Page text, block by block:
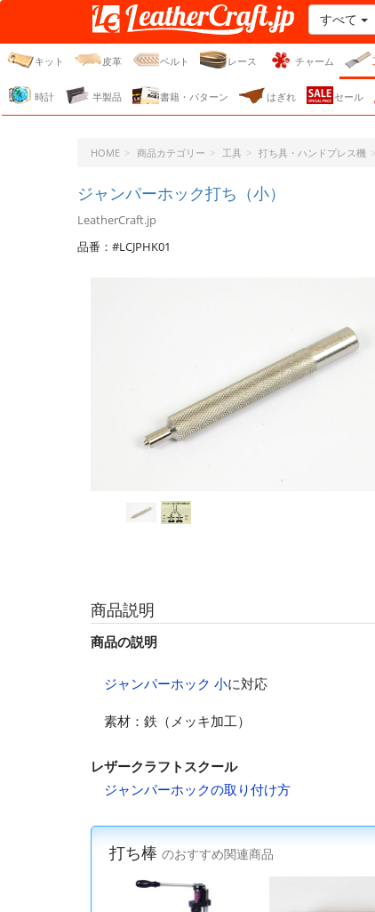
レザークラフト・ドット・
ジェーピー
すべて
キット 皮革 ベルト レース チャーム
時計 半製品 書籍・パターン はぎれ セール
HOME 商品カテゴリー 工具 打ち具・ハンドプレス機
ジャンパーホック打ち（小）
LeatherCraft.jp
品番：#LCJPHK01
商品説明
商品の説明
ジャンパーホック 小に対応
素材：鉄（メッキ加工）
レザークラフトスクール
ジャンパーホックの取り付け方
打ち棒 のおすすめ関連商品